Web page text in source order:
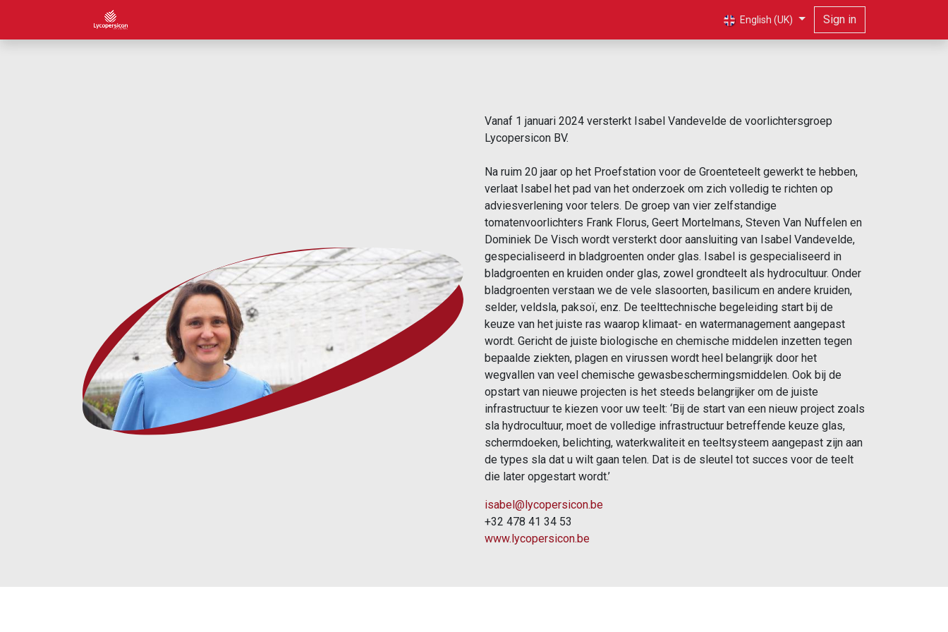
English (UK) Sign in
Vanaf 1 januari 2024 versterkt Isabel Vandevelde de voorlichtersgroep
Lycopersicon BV.
Na ruim 20 jaar op het Proefstation voor de Groenteteelt gewerkt te hebben,
verlaat Isabel het pad van het onderzoek om zich volledig te richten op
adviesverlening voor telers. De groep van vier zelfstandige
tomatenvoorlichters Frank Florus, Geert Mortelmans, Steven Van Nuffelen en
Dominiek De Visch wordt versterkt door aansluiting van Isabel Vandevelde,
gespecialiseerd in bladgroenten onder glas. Isabel is gespecialiseerd in
bladgroenten en kruiden onder glas, zowel grondteelt als hydrocultuur. Onder
bladgroenten verstaan we de vele slasoorten, basilicum en andere kruiden,
selder, veldsla, paksoï, enz. De teelttechnische begeleiding start bij de
keuze van het juiste ras waarop klimaat- en watermanagement aangepast
wordt. Gericht de juiste biologische en chemische middelen inzetten tegen
bepaalde ziekten, plagen en virussen wordt heel belangrijk door het
wegvallen van veel chemische gewasbeschermingsmiddelen. Ook bij de
opstart van nieuwe projecten is het steeds belangrijker om de juiste
infrastructuur te kiezen voor uw teelt: ‘Bij de start van een nieuw project zoals
sla hydrocultuur, moet de volledige infrastructuur betreffende keuze glas,
schermdoeken, belichting, waterkwaliteit en teeltsysteem aangepast zijn aan
de types sla dat u wilt gaan telen. Dat is de sleutel tot succes voor de teelt
die later opgestart wordt.’
isabel@lycopersicon.be
+32 478 41 34 53
www.lycopersicon.be